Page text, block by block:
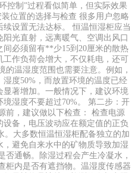
控制”过程看似简单，但实际效果
位置的选择与检查 很多用户忽略
设置无法达标。 恒温恒湿柜应当
光直射，远离暖气、空调出风口
必须留有**少15到20厘米的散热
作负荷会增大，不仅耗电，还可
温湿度范围也需要注意。例如，
度50%，而放置环境的温度已经
著增加。一般情况下，建议环境
湿度不要超过70%。 第二步：开
前，建议做以下检查： 检查电源
备，电压波动应在额定值的正负
。大多数恒温恒湿柜配备独立的加
避免自来水中的矿物质导致加湿
通畅。除湿过程会产生冷凝水，
柜内是否有遮挡物。温湿度传感器